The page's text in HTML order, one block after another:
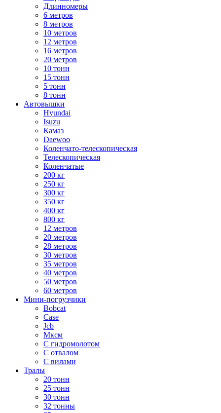
Длинномеры
6 метров
8 метров
10 метров
12 метров
16 метров
20 метров
10 тонн
15 тонн
5 тонн
8 тонн
Автовышки
Hyundai
Isuzu
Камаз
Daewoo
Коленчато-телескопическая
Телескопическая
Коленчатые
200 кг
250 кг
300 кг
350 кг
400 кг
800 кг
12 метров
20 метров
28 метров
30 метров
35 метров
40 метров
50 метров
60 метров
Мини-погрузчики
Bobcat
Case
Jcb
Мксм
С гидромолотом
С отвалом
С вилами
Тралы
20 тонн
25 тонн
30 тонн
32 тонны